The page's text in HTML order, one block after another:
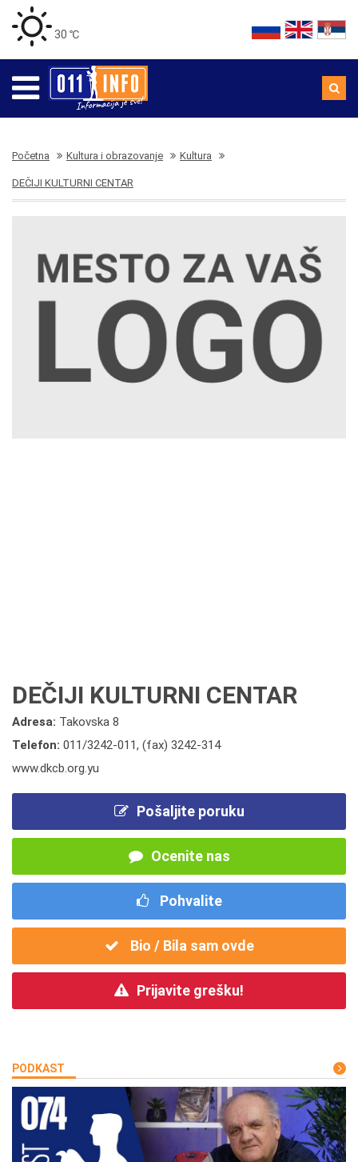
30 ℃
Početna Kultura i obrazovanje Kultura
DEČIJI KULTURNI CENTAR
DEČIJI KULTURNI CENTAR
Adresa: Takovska 8
Telefon: 011/3242-011, (fax) 3242-314
www.dkcb.org.yu
Pošaljite poruku
Ocenite nas
Pohvalite
Bio / Bila sam ovde
Prijavite grešku!
PODKAST